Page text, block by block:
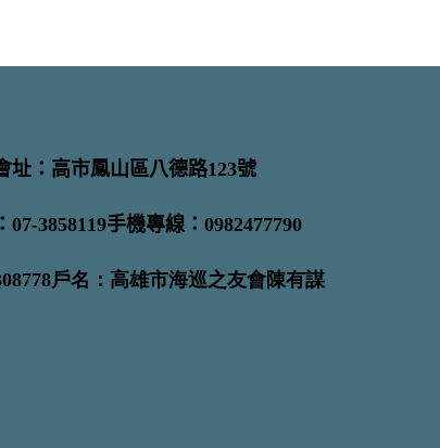
址：高市鳳山區八德路123號
3858119手機專線：0982477790
戶名：高雄市海巡之友會陳有謀